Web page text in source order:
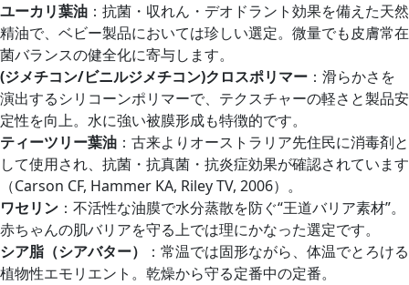
ユーカリ葉油 ：抗菌・収れん・デオドラント効果を備えた天然
精油で、ベビー製品においては珍しい選定。微量でも皮膚常在
菌バランスの健全化に寄与します。
(ジメチコン/ビニルジメチコン)クロスポリマー ：滑らかさを
演出するシリコーンポリマーで、テクスチャーの軽さと製品安
定性を向上。水に強い被膜形成も特徴的です。
ティーツリー葉油 ：古来よりオーストラリア先住民に消毒剤と
して使用され、抗菌・抗真菌・抗炎症効果が確認されています
（Carson CF, Hammer KA, Riley TV, 2006）。
ワセリン ：不活性な油膜で水分蒸散を防ぐ“王道バリア素材”。
赤ちゃんの肌バリアを守る上では理にかなった選定です。
シア脂（シアバター）
：常温では固形ながら、体温でとろける
植物性エモリエント。乾燥から守る定番中の定番。